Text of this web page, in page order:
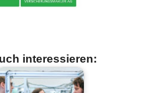
interessieren: